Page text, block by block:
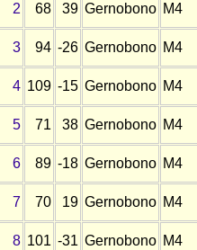
2 68 39 Gernobono M4
3 94 -26 Gernobono M4
4 109 -15 Gernobono M4
5 71 38 Gernobono M4
6 89 -18 Gernobono M4
7 70 19 Gernobono M4
8 101 -31 Gernobono M4